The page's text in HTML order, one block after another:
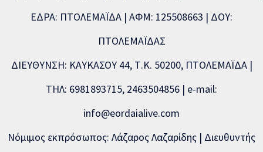
ΕΔΡΑ: ΠΤΟΛΕΜΑΪΔΑ | ΑΦΜ: 125508663 | ΔΟΥ:
ΠΤΟΛΕΜΑΪΔΑΣ
ΔΙΕΥΘΥΝΣΗ: ΚΑΥΚΑΣΟΥ 44, Τ.Κ. 50200, ΠΤΟΛΕΜΑΪΔΑ |
ΤΗΛ: 6981893715, 2463504856 | e-mail:
info@eordaialive.com
Νόμιμος εκπρόσωπος: Λάζαρος Λαζαρίδης | Διευθυντής